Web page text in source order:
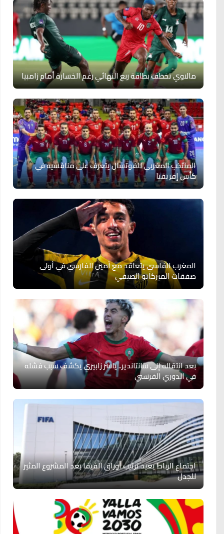
مالاوي تخطف بطاقة ربع النهائي رغم الخسارة أمام زامبيا
المنتخب المغربي للفوتسال يتعرف على منافسيه في
كأس إفريقيا
المغرب الفاسي يتعاقد مع أمين الفارسي في أولى
صفقات الميركاتو الصيفي
بعد انتقاله إلى سانتاندير.. ياسر زابيري يكشف سبب فشله
في الدوري الفرنسي
اجتماع الرباط يعيد ترتيب أوراق الفيفا بعد المشروع المثير
للجدل